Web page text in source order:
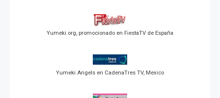
Yumeki.org, promocionado en FiestaTV de España
Yumeki Angels en CadenaTres TV, Mexico